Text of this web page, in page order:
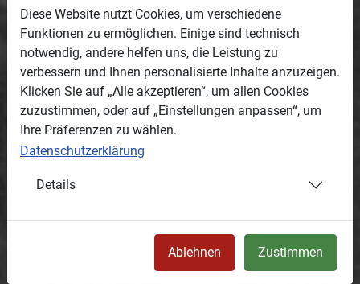
gen Orgel eine gründliche Reinigung
und Stimmung not, dringend not.
Auch ist der Betrag des dafür aufgestellten
Kostenanschlags von 220 M ein verhältnismä-
ßig niedriger im Vergleich zu den Un-
kosten, welche für die Kirchgemeinde
ungebührlichen Weiteraufschubs die
anempfohlenen Reperatur der sonst
----------------------------------------------------
eines neuen Orgelwerkes sich nötig
Dem Kirchenvorstande wird
Diese Website nutzt Cookies, um verschiedene
Funktionen zu ermöglichen. Einige sind technisch
notwendig, andere helfen uns, die Leistung zu
verbessern und Ihnen personalisierte Inhalte anzuzeigen.
Klicken Sie auf „Alle akzeptieren“, um allen Cookies
zuzustimmen, oder auf „Einstellungen anpassen“, um
Ihre Präferenzen zu wählen.
Datenschutzerklärung
Details
Ablehnen Zustimmen